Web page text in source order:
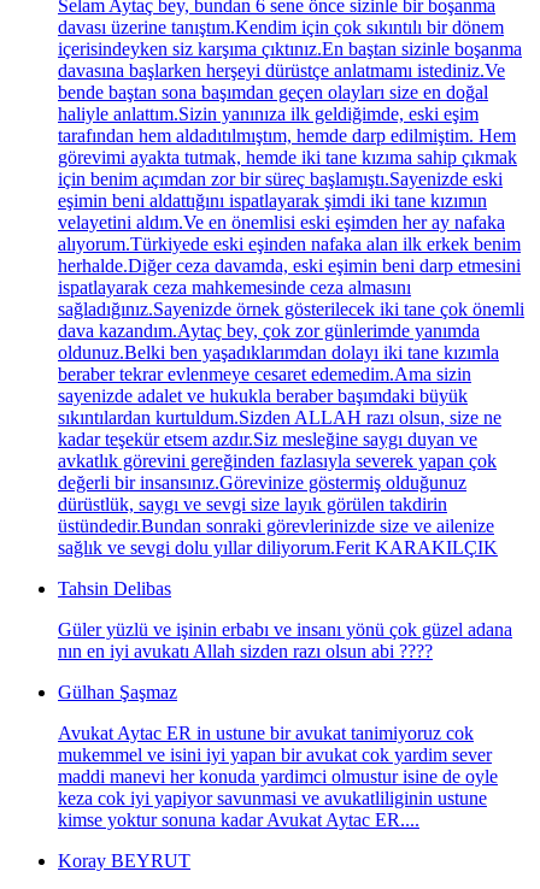
Selam Aytaç bey, bundan 6 sene önce sizinle bir boşanma
davası üzerine tanıştım.Kendim için çok sıkıntılı bir dönem
içerisindeyken siz karşıma çıktınız.En baştan sizinle boşanma
davasına başlarken herşeyi dürüstçe anlatmamı istediniz.Ve
bende baştan sona başımdan geçen olayları size en doğal
haliyle anlattım.Sizin yanınıza ilk geldiğimde, eski eşim
tarafından hem aldadıtılmıştım, hemde darp edilmiştim. Hem
görevimi ayakta tutmak, hemde iki tane kızıma sahip çıkmak
için benim açımdan zor bir süreç başlamıştı.Sayenizde eski
eşimin beni aldattığını ispatlayarak şimdi iki tane kızımın
velayetini aldım.Ve en önemlisi eski eşimden her ay nafaka
alıyorum.Türkiyede eski eşinden nafaka alan ilk erkek benim
herhalde.Diğer ceza davamda, eski eşimin beni darp etmesini
ispatlayarak ceza mahkemesinde ceza almasını
sağladığınız.Sayenizde örnek gösterilecek iki tane çok önemli
dava kazandım.Aytaç bey, çok zor günlerimde yanımda
oldunuz.Belki ben yaşadıklarımdan dolayı iki tane kızımla
beraber tekrar evlenmeye cesaret edemedim.Ama sizin
sayenizde adalet ve hukukla beraber başımdaki büyük
sıkıntılardan kurtuldum.Sizden ALLAH razı olsun, size ne
kadar teşekür etsem azdır.Siz mesleğine saygı duyan ve
avkatlık görevini gereğinden fazlasıyla severek yapan çok
değerli bir insansınız.Görevinize göstermiş olduğunuz
dürüstlük, saygı ve sevgi size layık görülen takdirin
üstündedir.Bundan sonraki görevlerinizde size ve ailenize
sağlık ve sevgi dolu yıllar diliyorum.Ferit KARAKILÇIK
Tahsin Delibas
Güler yüzlü ve işinin erbabı ve insanı yönü çok güzel adana
nın en iyi avukatı Allah sizden razı olsun abi ????
Gülhan Şaşmaz
Avukat Aytac ER in ustune bir avukat tanimiyoruz cok
mukemmel ve isini iyi yapan bir avukat cok yardim sever
maddi manevi her konuda yardimci olmustur isine de oyle
keza cok iyi yapiyor savunmasi ve avukatliliginin ustune
kimse yoktur sonuna kadar Avukat Aytac ER....
Koray BEYRUT